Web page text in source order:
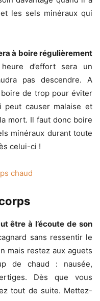
les sels minéraux qui
à boire régulièrement
d’effort sera un
pas descendre. A
de trop pour éviter
causer malaise et
mort. Il faut donc boire
minéraux durant toute
celui-ci !
être à l’écoute de son
sans ressentir le
mais restez aux aguets
de chaud : nausée,
Dès que vous
tout de suite. Mettez-